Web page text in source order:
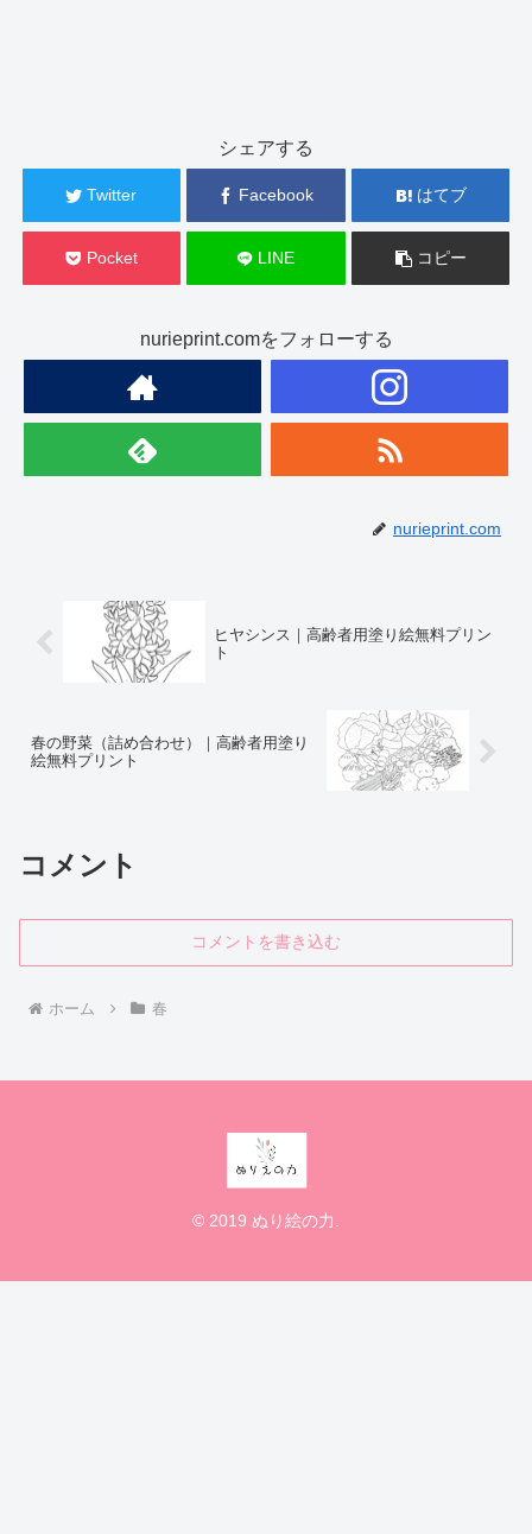
シェアする
Twitter Facebook はてブ
Pocket LINE コピー
nurieprint.comをフォローする
nurieprint.com
ヒヤシンス｜高齢者用塗り絵無料プリン
ト
春の野菜（詰め合わせ）｜高齢者用塗り
絵無料プリント
コメント
コメントを書き込む
ホーム 春
© 2019 ぬり絵の力.